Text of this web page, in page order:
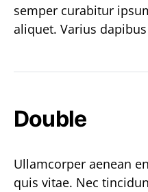
semper curabitur
aliquet. Varius
Double
Ullamcorper aenean
quis vitae. Nec